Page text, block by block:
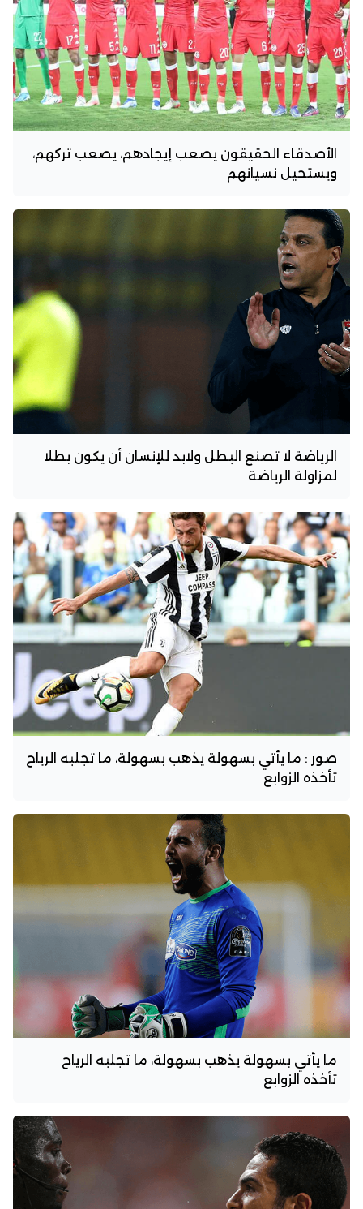
الأصدقاء الحقيقون يصعب إيجادهم، يصعب تركهم،
ويستحيل نسيانهم
الرياضة لا تصنع البطل ولابد للإنسان أن يكون بطلا
لمزاولة الرياضة
صور : ما يأتي بسهولة يذهب بسهولة، ما تجلبه الرياح
تأخذه الزوابع
ما يأتي بسهولة يذهب بسهولة، ما تجلبه الرياح
تأخذه الزوابع